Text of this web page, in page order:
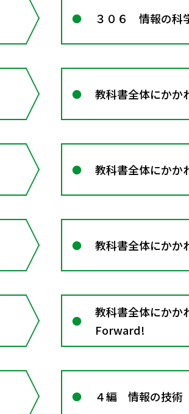
３０６ 情報の科
教科書全体にかか
教科書全体にか
教科書全体にかか
教科書全体にか
Forward!
４編 情報の技術